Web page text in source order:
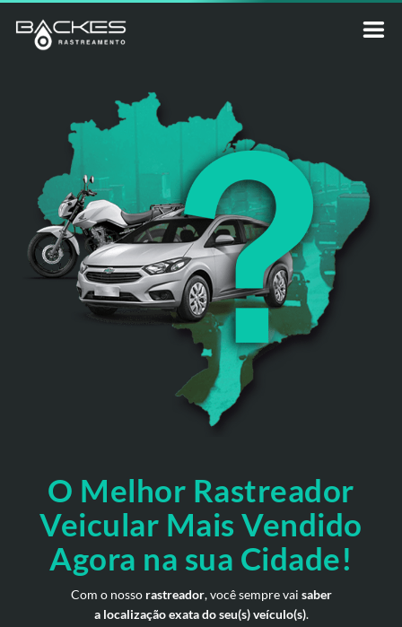
O Melhor Rastreador
Veicular Mais Vendido
Agora na sua Cidade!
Com o nosso rastreador, você sempre vai saber
a localização exata do seu(s) veículo(s).